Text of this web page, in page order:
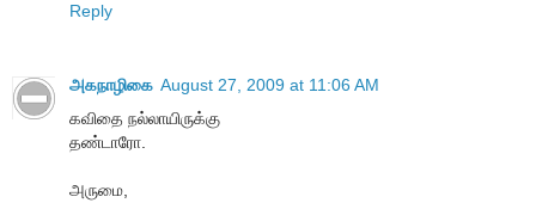
Reply
அகநாழிகை August 27, 2009 at 11:06 AM
கவிதை நல்லாயிருக்கு
தண்டாரோ.
அருமை,